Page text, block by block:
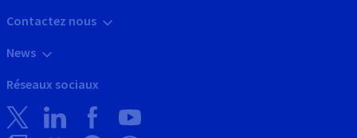
Contactez nous
News
Réseaux sociaux